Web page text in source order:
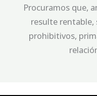
Procuramos que,
resulte rentable,
prohibitivos,